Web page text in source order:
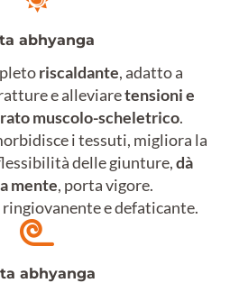
abhyanga
riscaldante, adatto a
e alleviaretensioni e
muscolo-scheletrico.
i tessuti, migliora la
delle giunture,dà
mente, porta vigore.
e defaticante.
abhyanga